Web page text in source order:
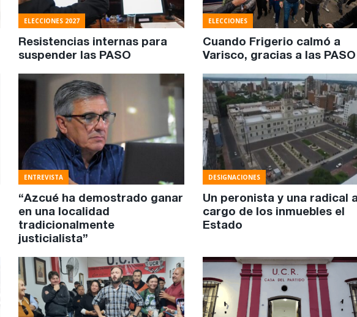
ELECCIONES 2027
Resistencias internas para
suspender las PASO
ELECCIONES
Cuando Frigerio calmó a
Varisco, gracias a las PASO
ENTREVISTA
“Azcué ha demostrado ganar
en una localidad
tradicionalmente
justicialista”
DESIGNACIONES
Un peronista y una radical
cargo de los inmuebles el
Estado